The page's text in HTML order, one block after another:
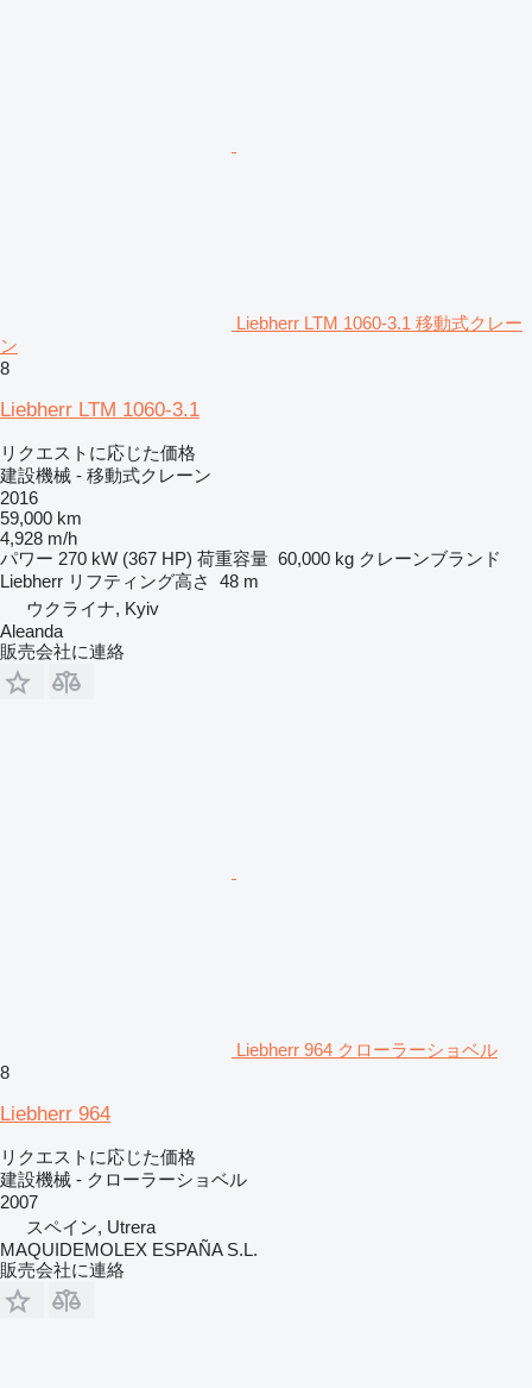
Liebherr LTM 1060-3.1 移動式クレー
ン
8
Liebherr LTM 1060-3.1
リクエストに応じた価格
建設機械 - 移動式クレーン
2016
59,000 km
4,928 m/h
パワー 270 kW (367 HP) 荷重容量 60,000 kg クレーンブランド
Liebherr リフティング高さ
48 m
ウクライナ, Kyiv
Aleanda
販売会社に連絡
Liebherr 964 クローラーショベル
8
Liebherr 964
リクエストに応じた価格
建設機械 - クローラーショベル
2007
スペイン, Utrera
MAQUIDEMOLEX ESPAÑA S.L.
販売会社に連絡